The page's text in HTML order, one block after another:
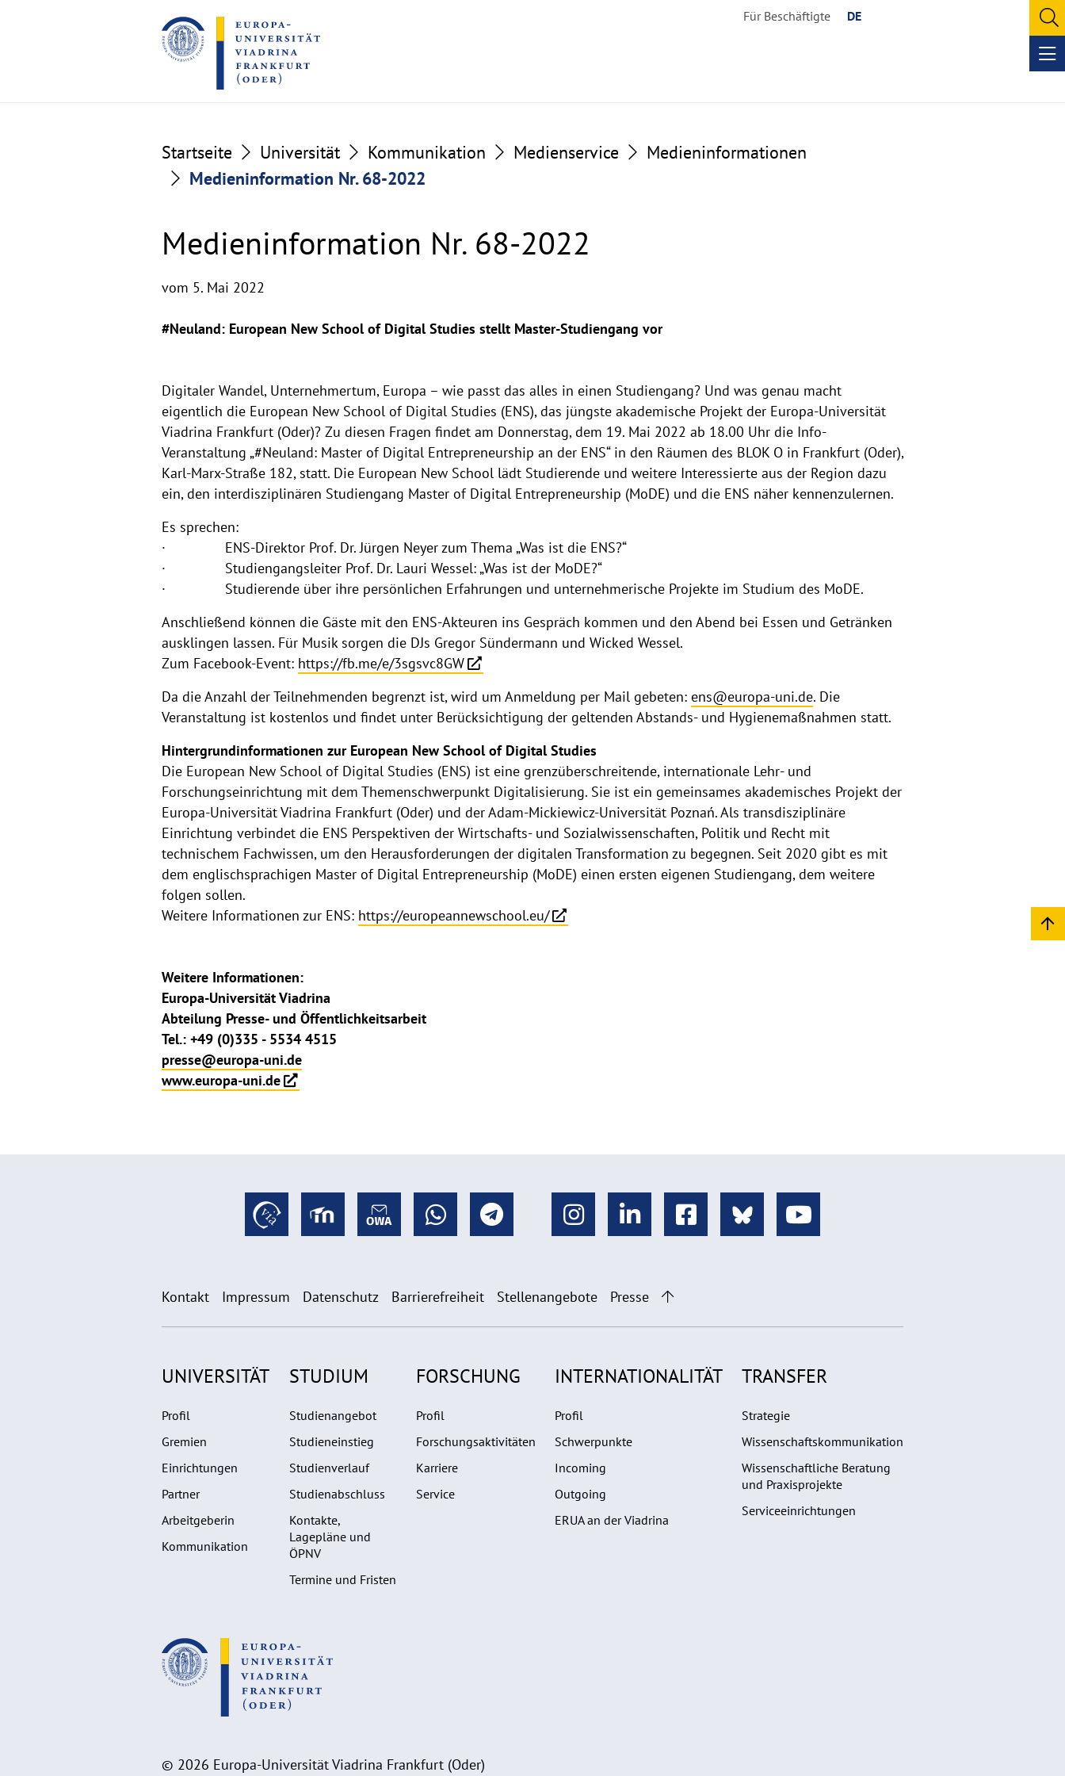
to
the
content
to
the
footer
Für Beschäftigte DE
Startseite Universität Kommunikation Medienservice
Medieninformationen
Medieninformation Nr. 68-2022
Medieninformation Nr. 68-2022
vom 5. Mai 2022
#Neuland: European New School of Digital Studies stellt Master-Studiengang vor
Digitaler Wandel, Unternehmertum, Europa – wie passt das alles in einen Studiengang? Und was genau macht
eigentlich die European New School of Digital Studies (ENS), das jüngste akademische Projekt der Europa-Universität
Viadrina Frankfurt (Oder)? Zu diesen Fragen findet am Donnerstag, dem 19. Mai 2022 ab 18.00 Uhr die Info-
Veranstaltung „#Neuland: Master of Digital Entrepreneurship an der ENS“ in den Räumen des BLOK O in Frankfurt (Oder),
Karl-Marx-Straße 182, statt. Die European New School lädt Studierende und weitere Interessierte aus der Region dazu
ein, den interdisziplinären Studiengang Master of Digital Entrepreneurship (MoDE) und die ENS näher kennenzulernen.
Es sprechen:
· ENS-Direktor Prof. Dr. Jürgen Neyer zum Thema „Was ist die ENS?“
· Studiengangsleiter Prof. Dr. Lauri Wessel: „Was ist der MoDE?“
· Studierende über ihre persönlichen Erfahrungen und unternehmerische Projekte im Studium des MoDE.
Anschließend können die Gäste mit den ENS-Akteuren ins Gespräch kommen und den Abend bei Essen und Getränken
ausklingen lassen. Für Musik sorgen die DJs Gregor Sündermann und Wicked Wessel.
Zum Facebook-Event: https://fb.me/e/3sgsvc8GW
Da die Anzahl der Teilnehmenden begrenzt ist, wird um Anmeldung per Mail gebeten: ens@europa-uni.de. Die
Veranstaltung ist kostenlos und findet unter Berücksichtigung der geltenden Abstands- und Hygienemaßnahmen statt.
Hintergrundinformationen zur European New School of Digital Studies
Die European New School of Digital Studies (ENS) ist eine grenzüberschreitende, internationale Lehr- und
Forschungseinrichtung mit dem Themenschwerpunkt Digitalisierung. Sie ist ein gemeinsames akademisches Projekt der
Europa-Universität Viadrina Frankfurt (Oder) und der Adam-Mickiewicz-Universität Poznań. Als transdisziplinäre
Einrichtung verbindet die ENS Perspektiven der Wirtschafts- und Sozialwissenschaften, Politik und Recht mit
technischem Fachwissen, um den Herausforderungen der digitalen Transformation zu begegnen. Seit 2020 gibt es mit
dem englischsprachigen Master of Digital Entrepreneurship (MoDE) einen ersten eigenen Studiengang, dem weitere
folgen sollen.
Weitere Informationen zur ENS: https://europeannewschool.eu/
Weitere Informationen:
Europa-Universität Viadrina
Abteilung Presse- und Öffentlichkeitsarbeit
Tel.: +49 (0)335 - 5534 4515
presse@europa-uni.de
www.europa-uni.de
Kontakt Impressum Datenschutz Barrierefreiheit Stellenangebote Presse
UNIVERSITÄT
Profil
Gremien
Einrichtungen
Partner
Arbeitgeberin
Kommunikation
STUDIUM
Studienangebot
Studieneinstieg
Studienverlauf
Studienabschluss
Kontakte,
Lagepläne und
ÖPNV
Termine und Fristen
FORSCHUNG
Profil
Forschungsaktivitäten
Karriere
Service
INTERNATIONALITÄT
Profil
Schwerpunkte
Incoming
Outgoing
ERUA an der Viadrina
TRANSFER
Strategie
Wissenschaftskommunikation
Wissenschaftliche Beratung
und Praxisprojekte
Serviceeinrichtungen
© 2026 Europa-Universität Viadrina Frankfurt (Oder)